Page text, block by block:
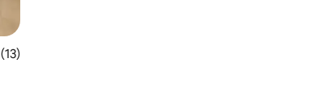
4.69 分（满分 5 分），共 13 条评价